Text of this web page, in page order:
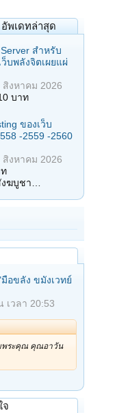
อัพเดทล่าสุด
สำหรับ
บพลังจิตเผยแผ่
สิงหาคม 2026
บาท
ของเว็บ
-2559 -2560
สิงหาคม 2026
งฆบูชา…
อขลัง ขมังเวทย์
เวลา 20:53
พระคุณ คุณอาวัน
จ